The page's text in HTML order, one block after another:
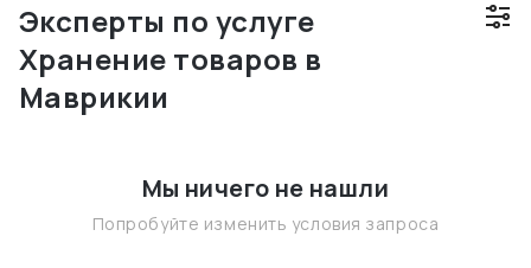
Эксперты по услуге
Хранение товаров в
Маврикии
Мы ничего не нашли
Попробуйте изменить условия запроса